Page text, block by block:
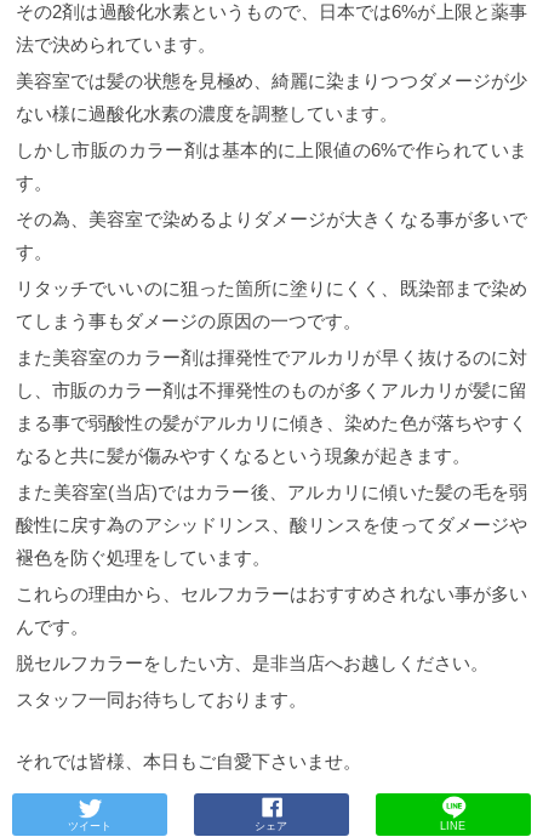
その2剤は過酸化水素というもので、日本では6%が上限と薬事
法で決められています。
美容室では髪の状態を見極め、綺麗に染まりつつダメージが少
ない様に過酸化水素の濃度を調整しています。
しかし市販のカラー剤は基本的に上限値の6%で作られていま
す。
その為、美容室で染めるよりダメージが大きくなる事が多いで
す。
リタッチでいいのに狙った箇所に塗りにくく、既染部まで染め
てしまう事もダメージの原因の一つです。
また美容室のカラー剤は揮発性でアルカリが早く抜けるのに対
し、市販のカラー剤は不揮発性のものが多くアルカリが髪に留
まる事で弱酸性の髪がアルカリに傾き、染めた色が落ちやすく
なると共に髪が傷みやすくなるという現象が起きます。
また美容室(当店)ではカラー後、アルカリに傾いた髪の毛を弱
酸性に戻す為のアシッドリンス、酸リンスを使ってダメージや
褪色を防ぐ処理をしています。
これらの理由から、セルフカラーはおすすめされない事が多い
んです。
脱セルフカラーをしたい方、是非当店へお越しください。
スタッフ一同お待ちしております。
それでは皆様、本日もご自愛下さいませ。
ツイート シェア LINE